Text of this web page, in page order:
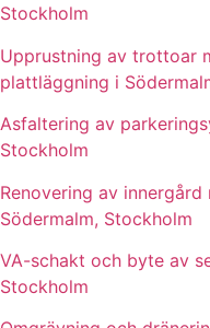
Stockholm
Upprustning av trottoar
plattläggning i
Asfaltering av
Stockholm
Renovering av
Södermalm, Stockholm
VA-schakt och byte av
Stockholm